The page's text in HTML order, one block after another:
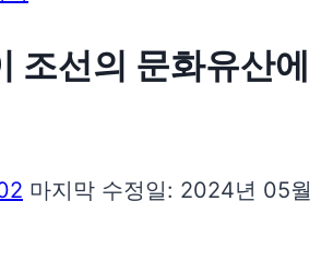
조선의 문화유산에
마지막 수정일: 2024년 05월